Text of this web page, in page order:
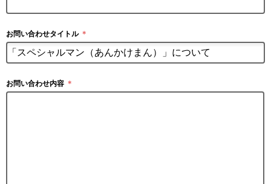
お問い合わせタイトル ＊
お問い合わせ内容 ＊